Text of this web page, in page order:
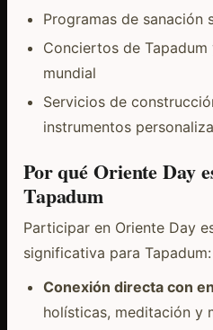
Programas de sanación
Conciertos de
mundial
Servicios de
instrumentos
Por qué Oriente Day
Tapadum
Participar en Oriente Day
significativa para Tapadum:
Conexión directa con
holísticas, meditación y